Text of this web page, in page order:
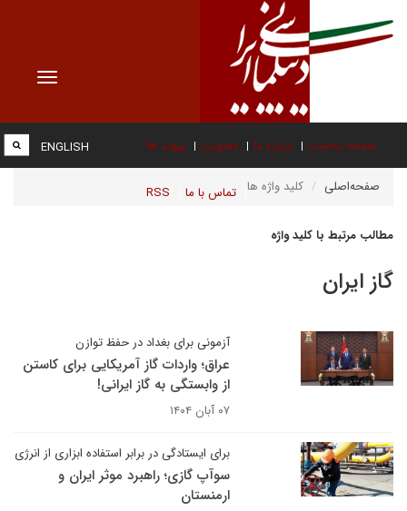
Toggle
صفحه نخست درباره ما عضویت پیوند ها
تماس با ما RSS
ENGLISH
صفحه‌اصلی کلید واژه ها
مطالب مرتبط با کلید واژه
گاز ایران
آزمونی برای بغداد در حفظ توازن
عراق؛ واردات گاز آمریکایی برای کاستن
از وابستگی به گاز ایرانی!
۰۷ آبان ۱۴۰۴
برای ایستادگی در برابر استفاده ابزاری از انرژی
سوآپ گازی؛ راهبرد موثر ایران و
ارمنستان